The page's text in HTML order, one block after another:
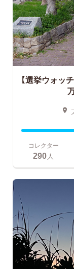
【選挙ウォッ
コレクター
290人